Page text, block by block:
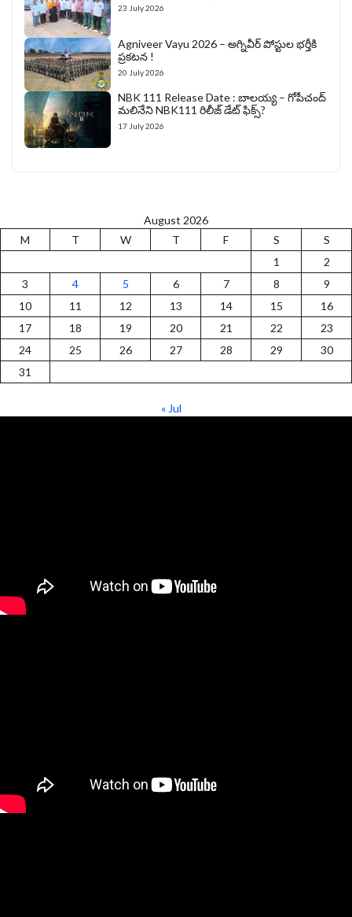
23 July 2026
Agniveer Vayu 2026 – అగ్నివీర్‌ పోస్టుల భర్తీకి
ప్రకటన !
20 July 2026
NBK 111 Release Date : బాలయ్య – గోపీచంద్
మలినేని NBK111 రిలీజ్ డేట్ ఫిక్స్?
17 July 2026
August 2026
M
T W T F S
S
1
2
3
4 5 6 7 8
9
10
11 12 13 14 15
16
17
18 19 20 21 22
23
24
25 26 27 28 29
30
31
« Jul